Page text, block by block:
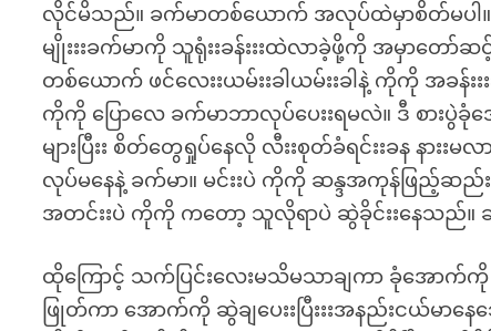
လိုင်မိသည်။ ခက်မာတစ်ယောက် အလုပ်ထဲမှာစိတ်မပါ။
မျိုးးးခက်မာကို သူရုံးးခန်းးးထဲလာခဲ့ဖို့ကို အမှာတော်
တစ်ယောက် ဖင်လေးးယမ်းးခါယမ်းးခါနဲ့ ကိုကို အခ
ကိုကို ပြောလေ ခက်မာဘာလုပ်ပေးးရမလဲ။ ဒီ စားပွဲခုံ
များပြီးး စိတ်တွေရှုပ်နေလို လီးးစုတ်ခံရင်းးခန
လုပ်မနေနဲ့ ခက်မာ။ မင်းးပဲ ကိုကို ဆန္ဒအကုန်ဖြည့်ဆည်
အတင်းးပဲ ကိုကို ကတော့ သူလိုရာပဲ ဆွဲခိုင်းးနေသည်။ ခ
ထိုကြောင့် သက်ပြင်းလေးမသိမသာချကာ ခုံအော
ဖြုတ်ကာ အောက်ကို ဆွဲချပေးးပြီးးးအနည်းငယ်မာန